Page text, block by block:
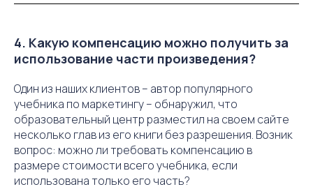
4. Какую компенсацию можно получить за
использование части произведения?
Один из наших клиентов – автор популярного
учебника по маркетингу – обнаружил, что
образовательный центр разместил на своем сайте
несколько глав из его книги без разрешения. Возник
вопрос: можно ли требовать компенсацию в
размере стоимости всего учебника, если
использована только его часть?